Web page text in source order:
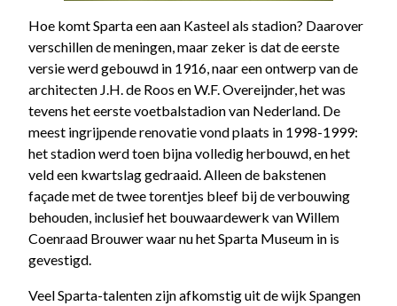
Hoe komt Sparta een aan Kasteel als stadion? Daarover
verschillen de meningen, maar zeker is dat de eerste
versie werd gebouwd in 1916, naar een ontwerp van de
architecten J.H. de Roos en W.F. Overeijnder, het was
tevens het eerste voetbalstadion van Nederland. De
meest ingrijpende renovatie vond plaats in 1998-1999:
het stadion werd toen bijna volledig herbouwd, en het
veld een kwartslag gedraaid. Alleen de bakstenen
façade met de twee torentjes bleef bij de verbouwing
behouden, inclusief het bouwaardewerk van Willem
Coenraad Brouwer waar nu het Sparta Museum in is
gevestigd.
Veel Sparta-talenten zijn afkomstig uit de wijk Spangen